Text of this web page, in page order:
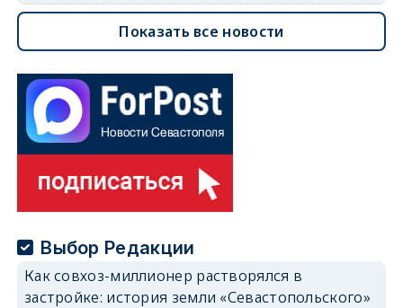
Показать все новости
Выбор Редакции
Как совхоз-миллионер растворялся в
застройке: история земли «Севастопольского»